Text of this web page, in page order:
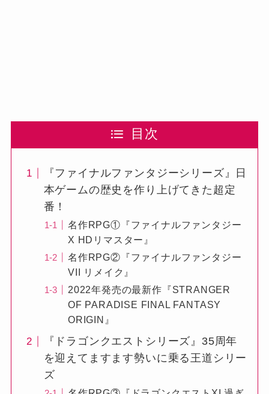
目次
『ファイナルファンタジーシリーズ』日
本ゲームの歴史を作り上げてきた超定
番！
名作RPG①『ファイナルファンタジー
X HDリマスター』
名作RPG②『ファイナルファンタジー
VII リメイク』
2022年発売の最新作『STRANGER
OF PARADISE FINAL FANTASY
ORIGIN』
『ドラゴンクエストシリーズ』35周年
を迎えてますます勢いに乗る王道シリー
ズ